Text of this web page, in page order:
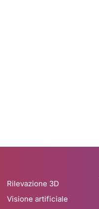
Rilevazione 3D
Visione artificiale